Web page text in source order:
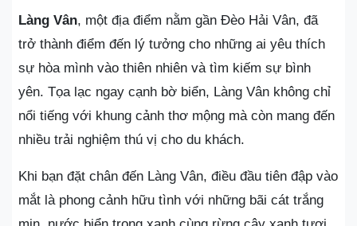
Làng Vân, một địa điểm nằm gần Đèo Hải Vân, đã
trở thành điểm đến lý tưởng cho những ai yêu thích
sự hòa mình vào thiên nhiên và tìm kiếm sự bình
yên. Tọa lạc ngay cạnh bờ biển, Làng Vân không chỉ
nổi tiếng với khung cảnh thơ mộng mà còn mang đến
nhiều trải nghiệm thú vị cho du khách.
Khi bạn đặt chân đến Làng Vân, điều đầu tiên đập vào
mắt là phong cảnh hữu tình với những bãi cát trắng